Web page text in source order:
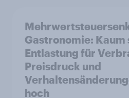
Gastronomie:
Entlastung für
Preisdruck und
hoch